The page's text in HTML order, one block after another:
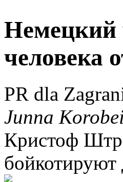
Немецкий
человека
PR dla
Junna
Кристоф
бойкотируют